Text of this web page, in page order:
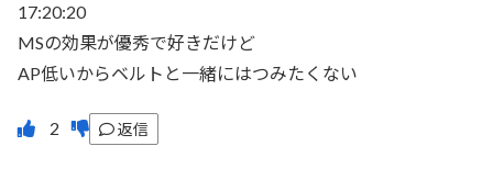
17:20:20
MSの効果が優秀で好きだけど
AP低いからベルトと一緒にはつみたくない
返信